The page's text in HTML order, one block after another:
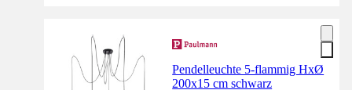
Pendelleuchte 5-flammig HxØ
200x15 cm schwarz